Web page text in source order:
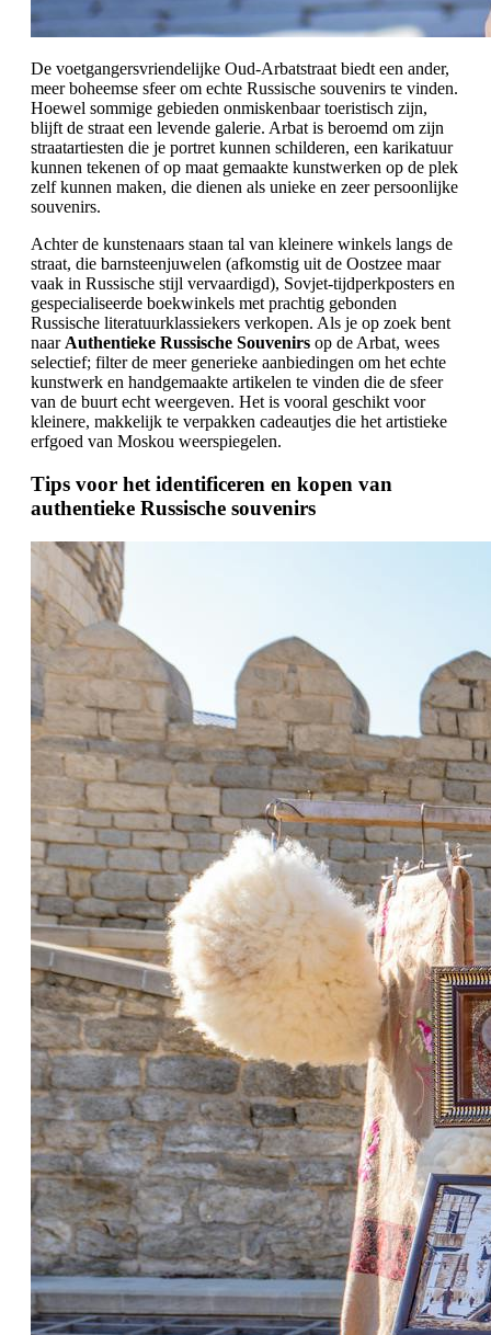
De voetgangersvriendelijke Oud-Arbatstraat biedt een ander,
meer boheemse sfeer om echte Russische souvenirs te vinden.
Hoewel sommige gebieden onmiskenbaar toeristisch zijn,
blijft de straat een levende galerie. Arbat is beroemd om zijn
straatartiesten die je portret kunnen schilderen, een karikatuur
kunnen tekenen of op maat gemaakte kunstwerken op de plek
zelf kunnen maken, die dienen als unieke en zeer persoonlijke
souvenirs.
Achter de kunstenaars staan tal van kleinere winkels langs de
straat, die barnsteenjuwelen (afkomstig uit de Oostzee maar
vaak in Russische stijl vervaardigd), Sovjet-tijdperkposters en
gespecialiseerde boekwinkels met prachtig gebonden
Russische literatuurklassiekers verkopen. Als je op zoek bent
naar Authentieke Russische Souvenirs op de Arbat, wees
selectief; filter de meer generieke aanbiedingen om het echte
kunstwerk en handgemaakte artikelen te vinden die de sfeer
van de buurt echt weergeven. Het is vooral geschikt voor
kleinere, makkelijk te verpakken cadeautjes die het artistieke
erfgoed van Moskou weerspiegelen.
Tips voor het identificeren en kopen van
authentieke Russische souvenirs